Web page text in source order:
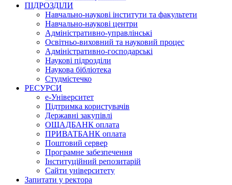
ПІДРОЗДІЛИ
Навчально-наукові інститути та факультети
Навчально-наукові центри
Адміністративно-управлінські
Освітньо-виховний та науковий процес
Адміністративно-господарські
Наукові підрозділи
Наукова бібліотека
Студмістечко
РЕСУРСИ
е-Університет
Підтримка користувачів
Державні закупівлі
ОЩАДБАНК оплата
ПРИВАТБАНК оплата
Поштовий сервер
Програмне забезпечення
Інституційний репозитарій
Сайти університету
Запитати у ректора